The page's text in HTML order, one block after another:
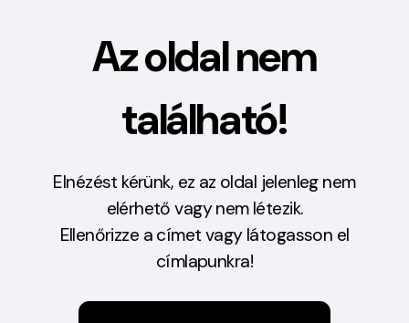
Az oldal nem
található!
Elnézést kérünk, ez az oldal jelenleg nem
elérhető vagy nem létezik.
Ellenőrizze a címet vagy látogasson el
címlapunkra!